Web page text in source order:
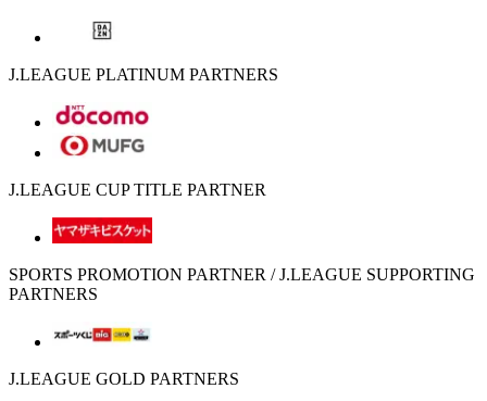
J.LEAGUE PLATINUM PARTNERS
J.LEAGUE CUP TITLE PARTNER
SPORTS PROMOTION PARTNER / J.LEAGUE SUPPORTING
PARTNERS
J.LEAGUE GOLD PARTNERS